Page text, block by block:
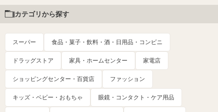
カテゴリから探す
スーパー 食品・菓子・飲料・酒・日用品・コンビニ
ドラッグストア 家具・ホームセンター 家電店
ショッピングセンター・百貨店 ファッション
キッズ・ベビー・おもちゃ 眼鏡・コンタクト・ケア用品